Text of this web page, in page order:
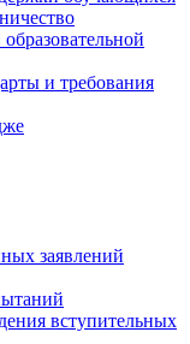
и требования
заявлений
вступительных